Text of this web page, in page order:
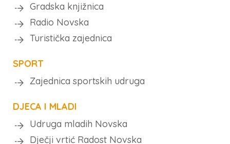
Gradska knjižnica
Radio Novska
Turistička zajednica
SPORT
Zajednica sportskih udruga
DJECA I MLADI
Udruga mladih Novska
Dječji vrtić Radost Novska